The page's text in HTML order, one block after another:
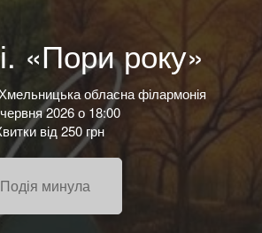
«Пори року»
обласна філармонія
2026 о 18:00
від 250 грн
Подія минула